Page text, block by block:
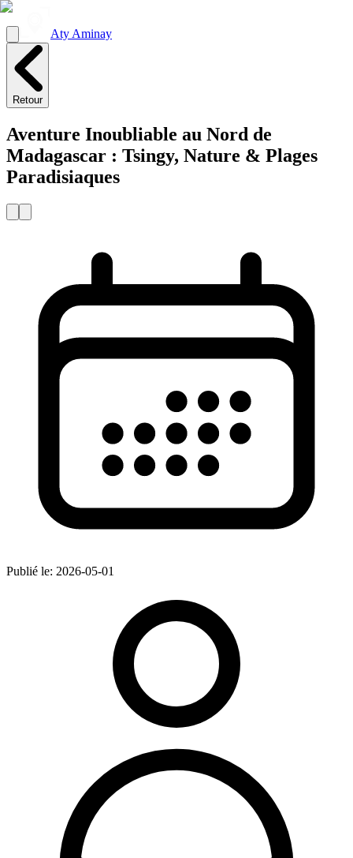
Aty Aminay
Retour
Aventure Inoubliable au Nord de
Madagascar : Tsingy, Nature & Plages
Paradisiaques
Publié le: 2026-05-01